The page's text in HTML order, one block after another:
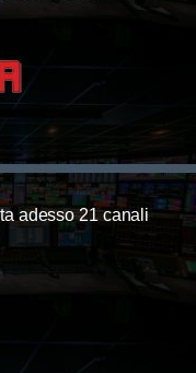
adesso 21 canali